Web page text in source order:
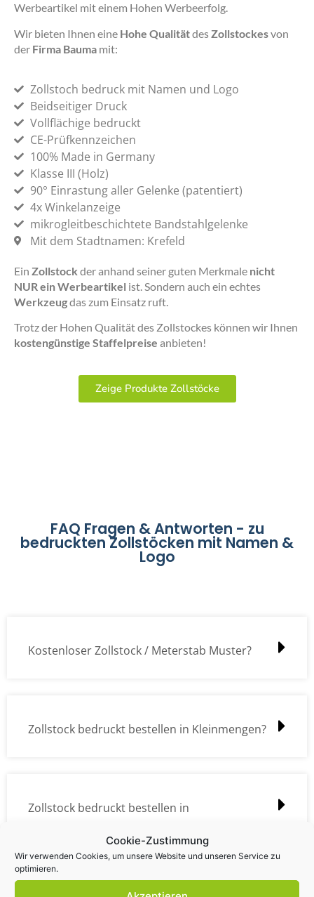
Cookie-Zustimmung
Wir verwenden Cookies, um unsere Website und unseren Service zu
optimieren.
Werbeartikel mit einem Hohen Werbeerfolg.
Wir bieten Ihnen eine Hohe Qualitätdes Zollstockesvon
der Firma Bauma mit:
Zollstoch bedruck mit Namen und Logo
Beidseitiger Druck
Vollflächige bedruckt
CE-Prüfkennzeichen
100% Made in Germany
Klasse III (Holz)
90° Einrastung aller Gelenke (patentiert)
4x Winkelanzeige
mikrogleitbeschichtete Bandstahlgelenke
Mit dem Stadtnamen: Krefeld
Ein Zollstock der anhand seiner guten Merkmale nicht
NUR ein Werbeartikel ist. Sondern auch ein echtes
Werkzeugdas zum Einsatz ruft.
Trotz der Hohen Qualität des Zollstockes können wir Ihnen
kostengünstige Staffelpreise anbieten!
Zeige Produkte Zollstöcke
FAQ Fragen & Antworten - zu
bedruckten Zollstöcken mit Namen &
Logo
Kostenloser Zollstock / Meterstab Muster?
Zollstock bedruckt bestellen in Kleinmengen?
Zollstock bedruckt bestellen in